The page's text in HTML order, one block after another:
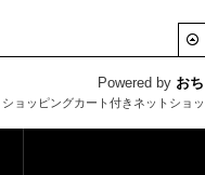
Powered by お
ョッピングカート付きネットショ